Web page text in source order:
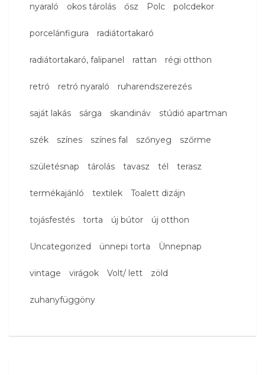
nyaraló okos tárolás ősz Polc polcdekor
porcelánfigura radiátortakaró
radiátortakaró, falipanel rattan régi otthon
retró retró nyaraló ruharendszerezés
saját lakás sárga skandináv stúdió apartman
szék színes színes fal szőnyeg szőrme
születésnap tárolás tavasz tél terasz
termékajánló textilek Toalett dizájn
tojásfestés torta új bútor új otthon
Uncategorized ünnepi torta Ünnepnap
vintage virágok Volt/ lett zöld
zuhanyfüggöny